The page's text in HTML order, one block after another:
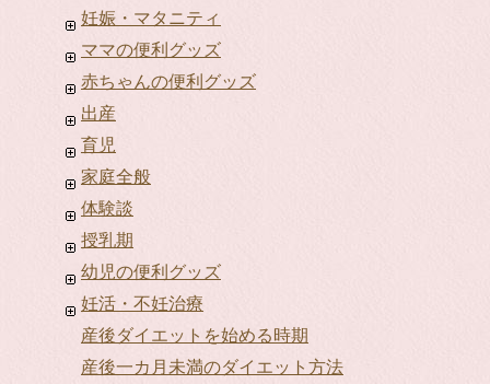
妊娠・マタニティ
ママの便利グッズ
赤ちゃんの便利グッズ
出産
育児
家庭全般
体験談
授乳期
幼児の便利グッズ
妊活・不妊治療
産後ダイエットを始める時期
産後一カ月未満のダイエット方法